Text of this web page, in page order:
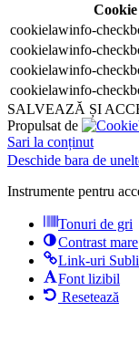
Cookie
cookielawinfo-
cookielawinfo-
cookielawinfo-
cookielawinfo-
SALVEAZĂ ȘI
Propulsat de
Sari la conținut
Deschide bara de
Instrumente pentru
Tonuri de gri
Contrast mare
Link-uri
Font lizibil
Resetează